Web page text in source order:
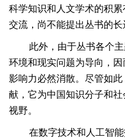
科学知识和人文学术的积
交流，尚不能提出丛书的长
此外，由于丛书各个
环境和现实问题为导向，
影响力必然消散。尽管如
献，它为中国知识分子和
视野。
在数字技术和人工智